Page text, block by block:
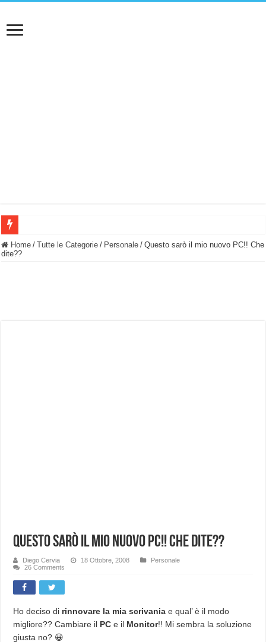
BASTA FATICARE! Questo robot tagliaerba lo appoggi e fa tutto lui! (Senza
Home / Tutte le Categorie / Personale / Questo sarò il mio nuovo PC!! Che
dite??
Questo sarò il mio nuovo PC!! Che dite??
Diego Cervia 18 Ottobre, 2008
Personale
26 Comments
Ho deciso di rinnovare la mia scrivania e qual’ è il modo
migliore?? Cambiare il PC e il Monitor!! Mi sembra la soluzione
giusta no? 😀